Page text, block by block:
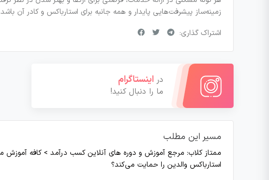
زمینه‌ساز پیشرفت‌هایی پایدار و همه جانبه برای استارباکس و کادر آن باشد.
اشتراک گذاری:
در اینستاگرام
ما را دنبال کنید!
مسیر این مطلب
ممتاز کلاب: مرجع آموزش و دوره های آنلاین کسب درآمد > کافه آموزش
استارباکس والدین را حمایت می‌کند؟